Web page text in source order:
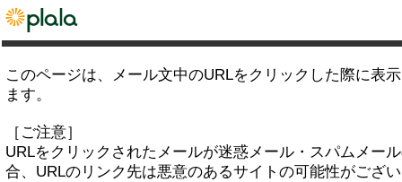
このページは、メール文中のURLをクリックした際に表
ます。
［ご注意］
URLをクリックされたメールが迷惑メール・スパムメー
合、URLのリンク先は悪意のあるサイトの可能性がござ